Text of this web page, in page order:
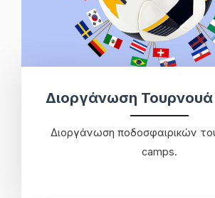
Διοργάνωση Τουρνουά
Διοργάνωση ποδοσφαιρικών
camps.